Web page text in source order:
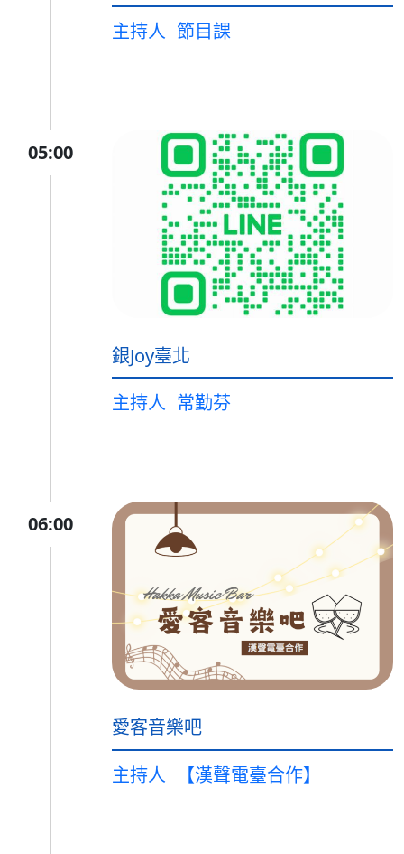
主持人 節目課
05:00
銀Joy臺北
主持人 常勤芬
06:00
愛客音樂吧
主持人
【漢聲電臺合作】